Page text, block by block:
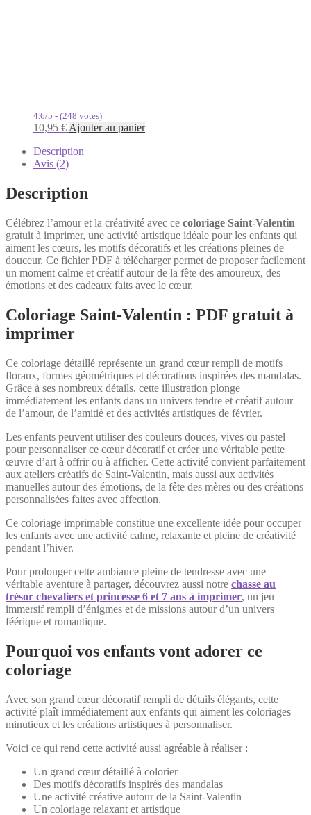
4.6/5 - (248 votes)
10,95 € Ajouter au panier
Description
Avis (2)
Description
Célébrez l’amour et la créativité avec ce coloriage Saint-Valentin
gratuit à imprimer, une activité artistique idéale pour les enfants qui
aiment les cœurs, les motifs décoratifs et les créations pleines de
douceur. Ce fichier PDF à télécharger permet de proposer facilement
un moment calme et créatif autour de la fête des amoureux, des
émotions et des cadeaux faits avec le cœur.
Coloriage Saint-Valentin : PDF gratuit à
imprimer
Ce coloriage détaillé représente un grand cœur rempli de motifs
floraux, formes géométriques et décorations inspirées des mandalas.
Grâce à ses nombreux détails, cette illustration plonge
immédiatement les enfants dans un univers tendre et créatif autour
de l’amour, de l’amitié et des activités artistiques de février.
Les enfants peuvent utiliser des couleurs douces, vives ou pastel
pour personnaliser ce cœur décoratif et créer une véritable petite
œuvre d’art à offrir ou à afficher. Cette activité convient parfaitement
aux ateliers créatifs de Saint-Valentin, mais aussi aux activités
manuelles autour des émotions, de la fête des mères ou des créations
personnalisées faites avec affection.
Ce coloriage imprimable constitue une excellente idée pour occuper
les enfants avec une activité calme, relaxante et pleine de créativité
pendant l’hiver.
Pour prolonger cette ambiance pleine de tendresse avec une
véritable aventure à partager, découvrez aussi notre chasse au
trésor chevaliers et princesse 6 et 7 ans à imprimer, un jeu
immersif rempli d’énigmes et de missions autour d’un univers
féérique et romantique.
Pourquoi vos enfants vont adorer ce
coloriage
Avec son grand cœur décoratif rempli de détails élégants, cette
activité plaît immédiatement aux enfants qui aiment les coloriages
minutieux et les créations artistiques à personnaliser.
Voici ce qui rend cette activité aussi agréable à réaliser :
Un grand cœur détaillé à colorier
Des motifs décoratifs inspirés des mandalas
Une activité créative autour de la Saint-Valentin
Un coloriage relaxant et artistique